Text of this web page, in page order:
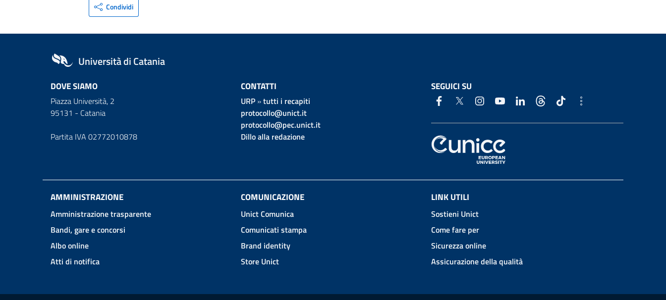
Condividi
Università di Catania
DOVE SIAMO
Piazza Università, 2
95131 - Catania
Partita IVA 02772010878
CONTATTI
URP»tutti i recapiti
protocollo@unict.it
protocollo@pec.unict.it
Dillo alla redazione
SEGUICI SU
AMMINISTRAZIONE
Amministrazione trasparente
Bandi, gare e concorsi
Albo online
Atti di notifica
COMUNICAZIONE
Unict Comunica
Comunicati stampa
Brand identity
Store Unict
LINK UTILI
Sostieni Unict
Come fare per
Sicurezza online
Assicurazione della qualità